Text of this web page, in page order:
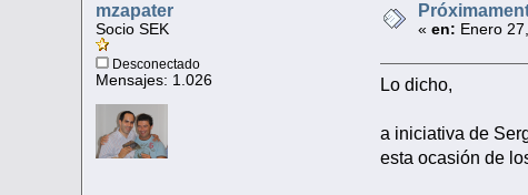
mzapater
Socio SEK
Desconectado
Mensajes: 1.026
«en: Enero
Lo dicho,
a iniciativa de
esta ocasión de